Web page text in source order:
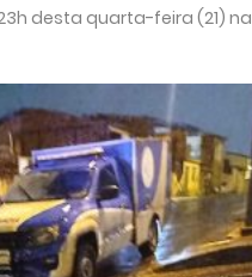
desta quarta-feira (21)